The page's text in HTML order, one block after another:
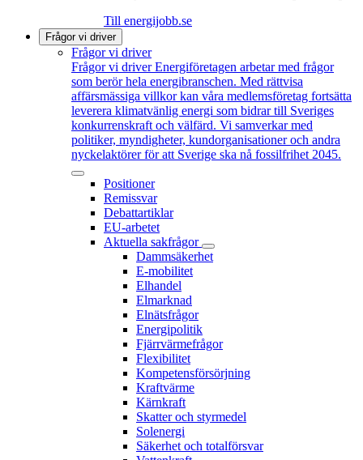
Till energijobb.se
Frågor vi driver
Frågor vi driver
Frågor vi driver Energiföretagen arbetar med frågor
som berör hela energibranschen. Med rättvisa
affärsmässiga villkor kan våra medlemsföretag fortsätta
leverera klimatvänlig energi som bidrar till Sveriges
konkurrenskraft och välfärd. Vi samverkar med
politiker, myndigheter, kundorganisationer och andra
nyckelaktörer för att Sverige ska nå fossilfrihet 2045.
Positioner
Remissvar
Debattartiklar
EU-arbetet
Aktuella sakfrågor
Dammsäkerhet
E-mobilitet
Elhandel
Elmarknad
Elnätsfrågor
Energipolitik
Fjärrvärmefrågor
Flexibilitet
Kompetensförsörjning
Kraftvärme
Kärnkraft
Skatter och styrmedel
Solenergi
Säkerhet och totalförsvar